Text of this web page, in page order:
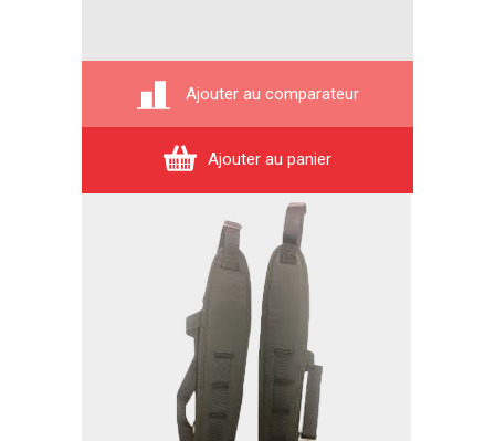
Ajouter au comparateur
Ajouter au panier